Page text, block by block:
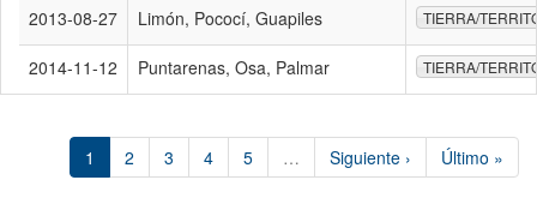
2013-08-27 Limón, Pococí, Guapiles TIERRA/
2014-11-12 Puntarenas, Osa, Palmar TIERRA/
1 2 3 4 5 … Siguiente › Último »